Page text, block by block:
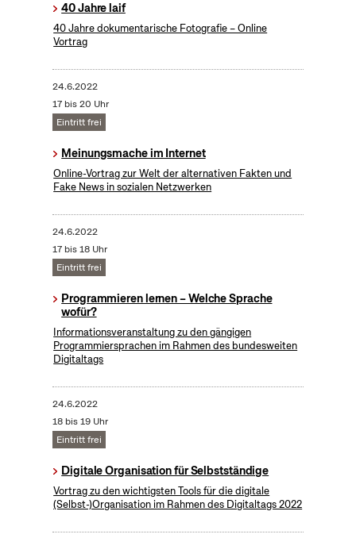
40 Jahre laif
40 Jahre dokumentarische Fotografie – Online
Vortrag
24.6.2022
17 bis 20 Uhr
Eintritt frei
Meinungsmache im Internet
Online-Vortrag zur Welt der alternativen Fakten und
Fake News in sozialen Netzwerken
24.6.2022
17 bis 18 Uhr
Eintritt frei
Programmieren lernen – Welche Sprache
wofür?
Informationsveranstaltung zu den gängigen
Programmiersprachen im Rahmen des bundesweiten
Digitaltags
24.6.2022
18 bis 19 Uhr
Eintritt frei
Digitale Organisation für Selbstständige
Vortrag zu den wichtigsten Tools für die digitale
(Selbst-)Organisation im Rahmen des Digitaltags 2022